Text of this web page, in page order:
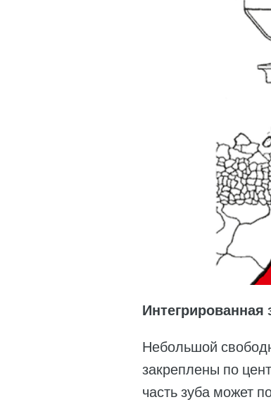
Интегрированная
Небольшой
закреплены по
часть зуба может